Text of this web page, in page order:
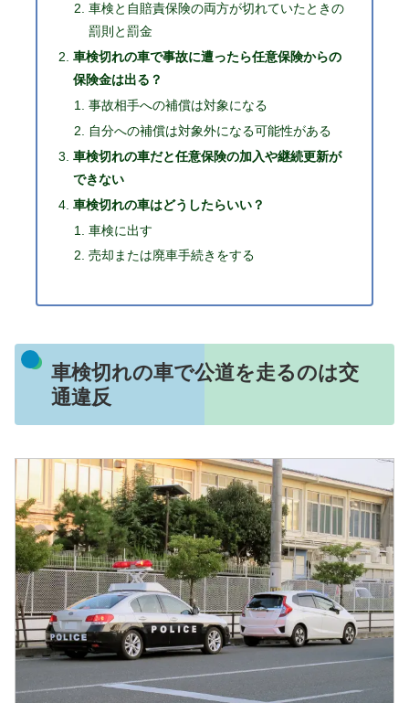
車検と自賠責保険の両方が切れていたときの
罰則と罰金
車検切れの車で事故に遭ったら任意保険からの
保険金は出る？
事故相手への補償は対象になる
自分への補償は対象外になる可能性がある
車検切れの車だと任意保険の加入や継続更新が
できない
車検切れの車はどうしたらいい？
車検に出す
売却または廃車手続きをする
車検切れの車で公道を走るのは交
通違反